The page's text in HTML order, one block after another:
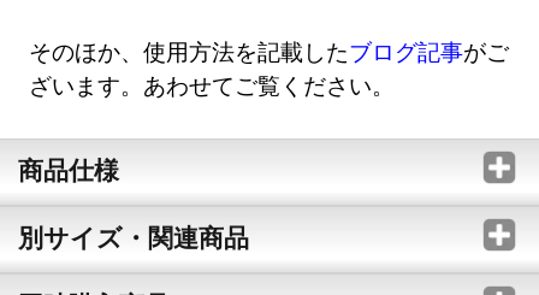
そのほか、使用方法を記載したブログ記事がご
ざいます。あわせてご覧ください。
商品仕様
別サイズ・関連商品